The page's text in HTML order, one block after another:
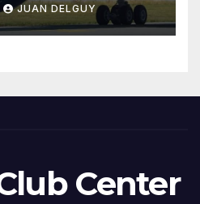
JUAN DELGUY
Center